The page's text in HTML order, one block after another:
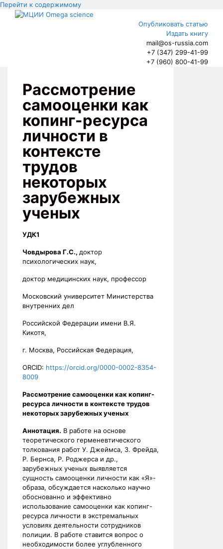
Перейти к содержимому
Опубликовать статью
Издать книгу
mail@os-russia.com
+7 (347) 299-41-99
+7 (960) 800-41-99
Рассмотрение
самооценки как
копинг-ресурса
личности в
контексте
трудов
некоторых
зарубежных
ученых
УДК1
Човдырова Г.С., доктор
психологических наук,
доктор медицинских наук, профессор
Московский университет Министерства
внутренних дел
Российской Федерации имени В.Я.
Кикотя,
г. Москва, Российская Федерация,
ORCID: https://orcid.org/0000-0002-8354-
8009
Рассмотрение самооценки как копинг-
ресурса личности в контексте трудов
некоторых зарубежных ученых
Аннотация. В работе на основе
теоретического герменевтического
толкования работ У. Джеймса, З. Фрейда,
Р. Бернса, Р. Роджерса и др.,
зарубежных ученых выявляется
сущность самооценки личности как «Я»-
образа, обсуждается насколько научно
обоснованно и эффективно
использование самооценки как копинг-
ресурса личности в экстремальных
условиях деятельности сотрудников
полиции. В работе ставится вопрос о
необходимости более углубленного